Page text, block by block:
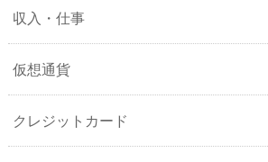
収入・仕事
仮想通貨
クレジットカード